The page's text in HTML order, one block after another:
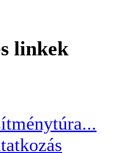
linkek